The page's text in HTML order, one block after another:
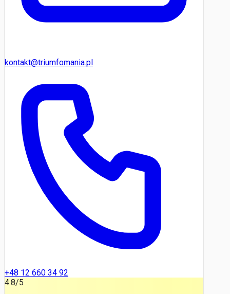
kontakt@triumfomania.pl
+48 12 660 34 92
4.8/5